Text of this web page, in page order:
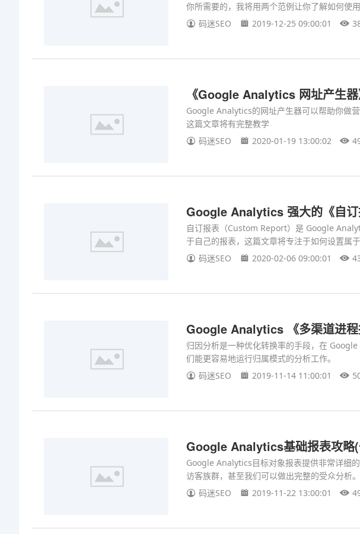
你所需要的，我将用两个范例让你了解如何使用
码迷SEO
2019-12-25 09:00:01
《Google Analytics 网址产生
Google Analytics的网址产生器可以帮助你做
这篇文章将有完整教学
码迷SEO
2020-01-19 13:00:02
Google Analytics 强大的《自
自订报表（Custom Report）是 Google
于自己的报表，这篇文章将专注于如何设置属
码迷SEO
2020-02-06 09:00:01
Google Analytics 《多渠道进
归因分析是一种优化转换率的手段，在
们能更容易地运行归属模式的分析工作。
码迷SEO
2019-11-14 11:00:01
Google Analytics基础报表攻略
Google Analytics目标对象报表提供非常详细
访客族群，甚至我们可以做出完整的受众分析。
码迷SEO
2019-11-22 13:00:01